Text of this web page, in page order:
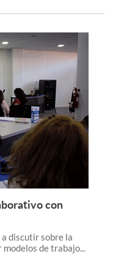
Leer más +
con
discutir sobre la
de trabajo...